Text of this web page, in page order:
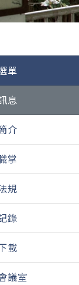
單
息
介
掌
規
錄
載
議室